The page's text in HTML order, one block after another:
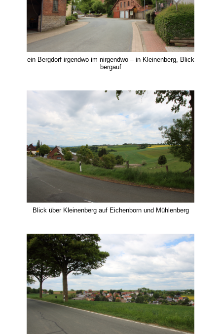
ein Bergdorf irgendwo im nirgendwo – in Kleinenberg, Blick
bergauf
Blick über Kleinenberg auf Eichenborn und Mühlenberg